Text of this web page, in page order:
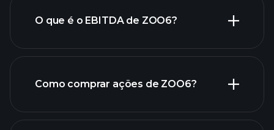
O que é o EBITDA de ZOO6?
Como comprar ações de ZOO6?